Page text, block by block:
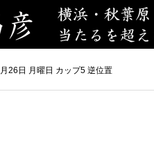
26日 月曜日 カップ5 逆位置